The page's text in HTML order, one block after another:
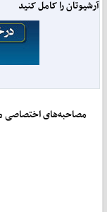
آرشیوتان را کامل کنید
مصاحبه‌های اختصاصی